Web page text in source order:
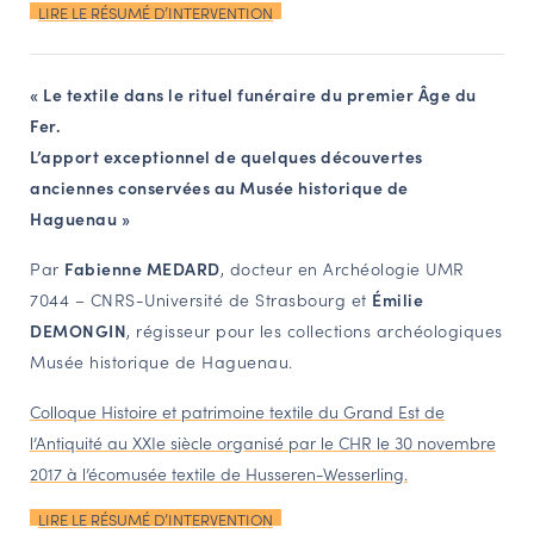
PORTAIL CULTURE
Comité d'Histoire Régionale
Service Inventaire et Patrimoines de la Région Grand Est
VOUS ÊTES…
Étudiants & chercheurs
LIRE LE RÉSUMÉ D’INTERVENTION
« Le textile dans le rituel funéraire du premier Âge du
Fer.
L’apport exceptionnel de quelques découvertes
anciennes conservées au Musée historique de
Haguenau »
Par Fabienne MEDARD, docteur en Archéologie UMR
7044 – CNRS-Université de Strasbourg et Émilie
DEMONGIN, régisseur pour les collections archéologiques
Musée historique de Haguenau.
Colloque Histoire et patrimoine textile du Grand Est de
l’Antiquité au XXIe siècle organisé par le CHR le 30 novembre
2017 à l’écomusée textile de Husseren-Wesserling.
LIRE LE RÉSUMÉ D’INTERVENTION